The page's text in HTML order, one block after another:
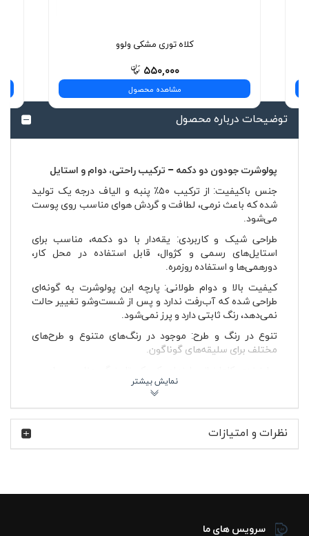
کلاه توری مشکی ولوو
۵۵۰,۰۰۰
مشاهده محصول
توضیحات درباره محصول
پولوشرت جودون دو دکمه – ترکیب راحتی، دوام و استایل
جنس باکیفیت: از ترکیب ۵۰٪ پنبه و الیاف درجه یک تولید
شده که باعث نرمی، لطافت و گردش هوای مناسب روی پوست
می‌شود.
طراحی شیک و کاربردی: یقه‌دار با دو دکمه، مناسب برای
استایل‌های رسمی و کژوال، قابل استفاده در محل کار،
دورهمی‌ها و استفاده روزمره.
کیفیت بالا و دوام طولانی: پارچه این پولوشرت به گونه‌ای
طراحی شده که آب‌رفت ندارد و پس از شست‌وشو تغییر حالت
نمی‌دهد، رنگ ثابتی دارد و پرز نمی‌شود.
تنوع در رنگ و طرح: موجود در رنگ‌های متنوع و طرح‌های
مختلف برای سلیقه‌های گوناگون.
می‌شود، بدون ایجاد حساسیت یا احساس گرما.
با این پولوشرت، استایل شیک و راحتی را همزمان تجربه کنید!
همین حالا رنگ و سایز مورد نظر خود را انتخاب کنید و به کمد
نظرات و امتیازات
سرویس های ما